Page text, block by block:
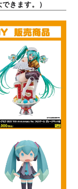
きます。）